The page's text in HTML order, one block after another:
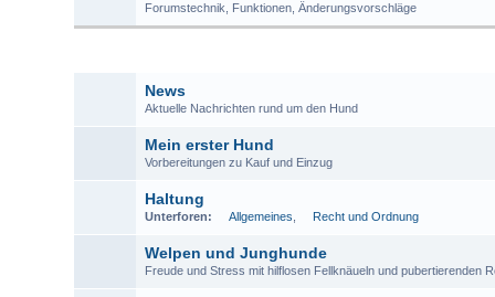
Forumstechnik, Funktionen, Änderungsvorschläge
News
Aktuelle Nachrichten rund um den Hund
Mein erster Hund
Vorbereitungen zu Kauf und Einzug
Haltung
Unterforen: Allgemeines Recht und Ordnung
Welpen und Junghunde
Freude und Stress mit hilflosen Fellknäueln und pubertierenden